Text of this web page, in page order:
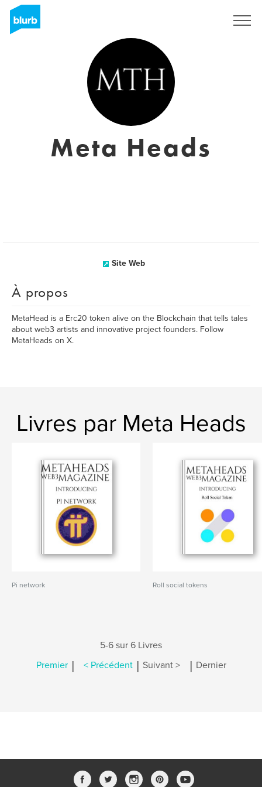
Meta Heads
Site Web
À propos
MetaHead is a Erc20 token alive on the Blockchain that tells tales
about web3 artists and innovative project founders. Follow
MetaHeads on X.
Livres par Meta Heads
Pi network Roll social tokens
5-6 sur 6 Livres
Premier | < Précédent | Suivant > | Dernier